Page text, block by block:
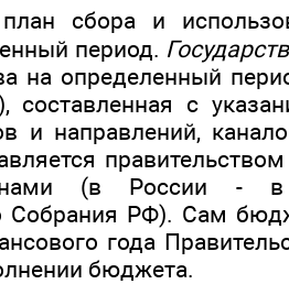
сбора и
период.
на определенный
с
и направлений,
(в России -
Собрания РФ). Сам
года
бюджета.